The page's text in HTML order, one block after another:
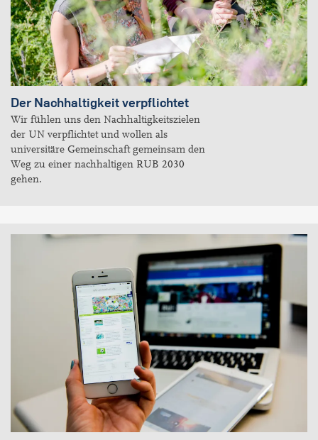
Der Nachhaltigkeit verpflichtet
Wir fühlen uns den Nachhaltigkeitszielen
der UN verpflichtet und wollen als
universitäre Gemeinschaft gemeinsam den
Weg zu einer nachhaltigen RUB 2030
gehen.